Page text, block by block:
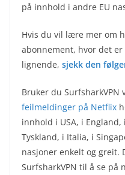
på innhold i andre EU
Hvis du vil lære mer om
abonnement, hvor det
lignende, sjekk den
Bruker du SurfsharkVPN
feilmeldinger på Netflix
innhold i USA, i
Tyskland, i Italia, i
nasjoner enkelt og greit.
SurfsharkVPN til å se på